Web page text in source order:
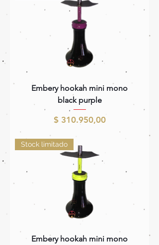
Embery hookah mini mono
black purple
Precio
$ 310.950,00
Stock limitado
Embery hookah mini mono